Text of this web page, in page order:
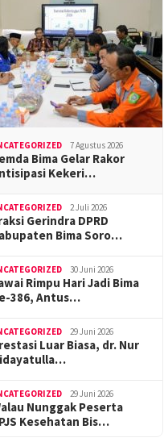
7 Agustus 2026
Bima Gelar Rakor
Kekeri…
2 Juli 2026
Gerindra DPRD
Bima Soro…
30 Juni 2026
Rimpu Hari Jadi Bima
386, Antus…
29 Juni 2026
Luar Biasa, dr. Nur
29 Juni 2026
Nunggak Peserta
Kesehatan Bis…